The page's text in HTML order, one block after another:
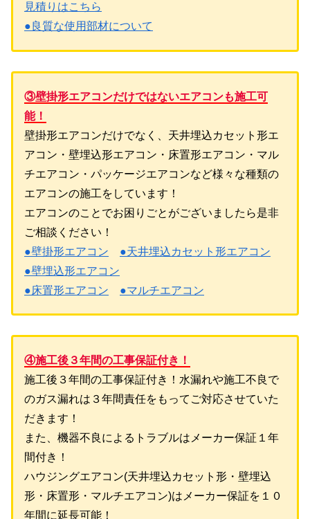
見積りはこちら
●良質な使用部材について
③壁掛形エアコンだけではないエアコンも施工可
能！
壁掛形エアコンだけでなく、天井埋込カセット形エ
アコン・壁埋込形エアコン・床置形エアコン・マル
チエアコン・パッケージエアコンなど様々な種類の
エアコンの施工をしています！
エアコンのことでお困りごとがございましたら是非
ご相談ください！
●壁掛形エアコン
●天井埋込カセット形エアコン
●壁埋込形エアコン
●床置形エアコン
●マルチエアコン
④施工後３年間の工事保証付き！
施工後３年間の工事保証付き！水漏れや施工不良で
のガス漏れは３年間責任をもってご対応させていた
だきます！
また、機器不良によるトラブルはメーカー保証１年
間付き！
ハウジングエアコン(天井埋込カセット形・壁埋込
形・床置形・マルチエアコン)はメーカー保証を１０
年間に延長可能！